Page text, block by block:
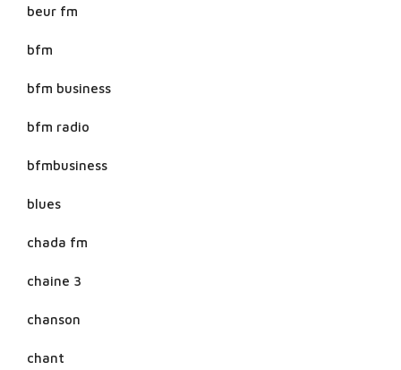
beur fm
bfm
bfm business
bfm radio
bfmbusiness
blues
chada fm
chaine 3
chanson
chant